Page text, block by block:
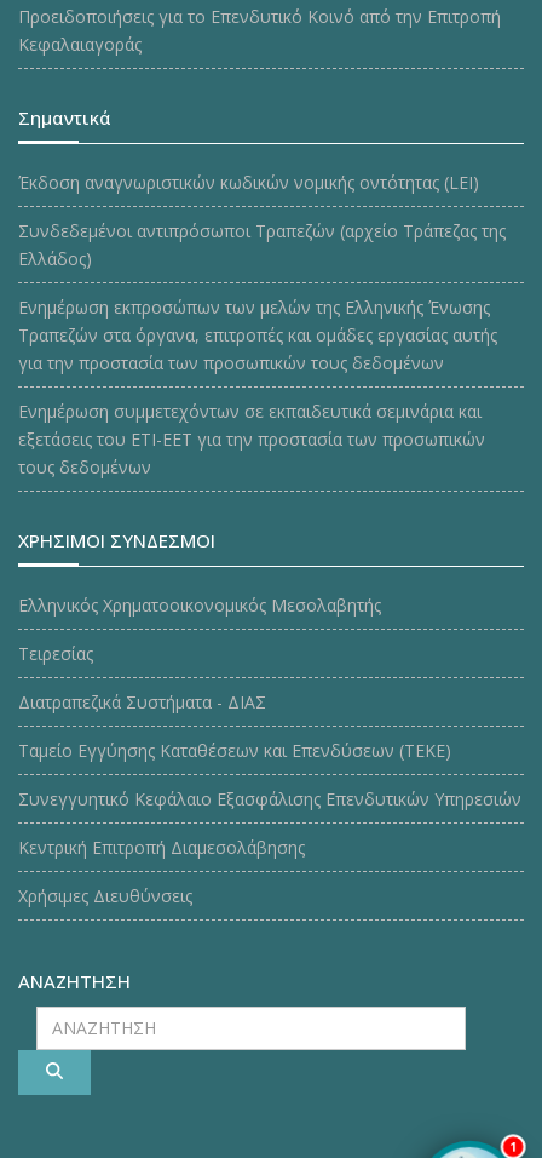
1
Προειδοποιήσεις για το Επενδυτικό Κοινό από την Επιτροπή
Κεφαλαιαγοράς
Σημαντικά
Έκδοση αναγνωριστικών κωδικών νομικής οντότητας (LEI)
Συνδεδεμένοι αντιπρόσωποι Τραπεζών (αρχείο Τράπεζας της
Ελλάδος)
Ενημέρωση εκπροσώπων των μελών της Ελληνικής Ένωσης
Τραπεζών στα όργανα, επιτροπές και ομάδες εργασίας αυτής
για την προστασία των προσωπικών τους δεδομένων
Ενημέρωση συμμετεχόντων σε εκπαιδευτικά σεμινάρια και
εξετάσεις του ΕΤΙ-ΕΕΤ για την προστασία των προσωπικών
τους δεδομένων
ΧΡΗΣΙΜΟΙ ΣΥΝΔΕΣΜΟΙ
Ελληνικός Χρηματοοικονομικός Μεσολαβητής
Τειρεσίας
Διατραπεζικά Συστήματα - ΔΙΑΣ
Ταμείο Εγγύησης Καταθέσεων και Επενδύσεων (ΤΕΚE)
Συνεγγυητικό Κεφάλαιο Εξασφάλισης Επενδυτικών Υπηρεσιών
Κεντρική Επιτροπή Διαμεσολάβησης
Χρήσιμες Διευθύνσεις
ΑΝΑΖΗΤΗΣΗ
ΑΝΑΖΗΤΗΣΗ